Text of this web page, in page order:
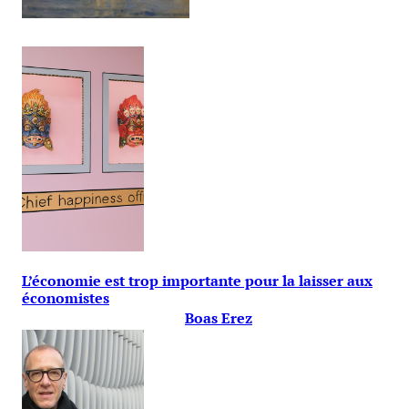
L’économie est trop importante pour la laisser aux
économistes
Boas Erez